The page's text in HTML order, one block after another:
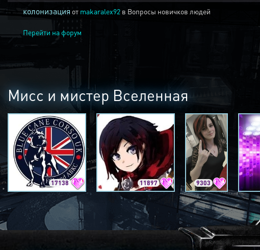
колонизация от makaralex92 в Вопросы новичков людей
Перейти на форум
Мисс и мистер Вселенная
17138 11897 9303